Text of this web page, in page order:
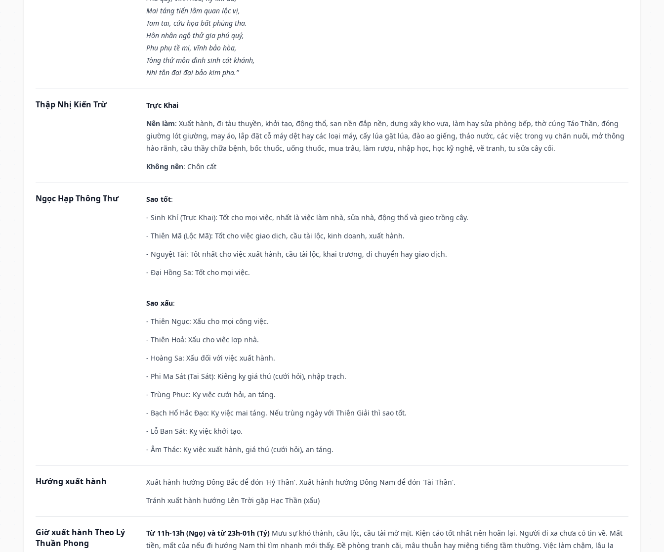
Mai táng tiến lâm quan lộc vị,
Tam tai, cửu họa bất phùng tha.
Hôn nhân ngộ thử gia phú quý,
Phu phụ tề mi, vĩnh bảo hòa,
Tòng thử môn đình sinh cát khánh,
Nhi tôn đại đại bảo kim pha.”
Thập Nhị Kiến Trừ
Trực Khai
Nên làm: Xuất hành, đi tàu thuyền, khởi tạo, động thổ, san nền đắp nền, dựng xây kho vựa, làm hay sửa phòng bếp, thờ cúng Táo Thần, đóng
giường lót giường, may áo, lắp đặt cỗ máy dệt hay các loại máy, cấy lúa gặt lúa, đào ao giếng, tháo nước, các việc trong vụ chăn nuôi, mở thông
hào rãnh, cầu thầy chữa bệnh, bốc thuốc, uống thuốc, mua trâu, làm rượu, nhập học, học kỹ nghệ, vẽ tranh, tu sửa cây cối.
Không nên: Chôn cất
Ngọc Hạp Thông Thư Sao tốt:
- Sinh Khí (Trực Khai): Tốt cho mọi việc, nhất là việc làm nhà, sửa nhà, động thổ và gieo trồng cây.
- Thiên Mã (Lộc Mã): Tốt cho việc giao dịch, cầu tài lộc, kinh doanh, xuất hành.
- Nguyệt Tài: Tốt nhất cho việc xuất hành, cầu tài lộc, khai trương, di chuyển hay giao dịch.
- Đại Hồng Sa: Tốt cho mọi việc.
Sao xấu:
- Thiên Ngục: Xấu cho mọi công việc.
- Thiên Hoả: Xấu cho việc lợp nhà.
- Hoàng Sa: Xấu đối với việc xuất hành.
- Phi Ma Sát (Tai Sát): Kiêng kỵ giá thú (cưới hỏi), nhập trạch.
- Trùng Phục: Kỵ việc cưới hỏi, an táng.
- Bạch Hổ Hắc Đạo: Kỵ việc mai táng. Nếu trùng ngày với Thiên Giải thì sao tốt.
- Lỗ Ban Sát: Kỵ việc khởi tạo.
- Âm Thác: Kỵ việc xuất hành, giá thú (cưới hỏi), an táng.
Hướng xuất hành
Xuất hành hướng Đông Bắc để đón 'Hỷ Thần'. Xuất hành hướng Đông Nam để đón 'Tài Thần'.
Tránh xuất hành hướng Lên Trời gặp Hạc Thần (xấu)
Giờ xuất hành Theo Lý
Thuần Phong
Từ 11h-13h (Ngọ) và từ 23h-01h (Tý) Mưu sự khó thành, cầu lộc, cầu tài mờ mịt. Kiện cáo tốt nhất nên hoãn lại. Người đi xa chưa có tin về. Mất
tiền, mất của nếu đi hướng Nam thì tìm nhanh mới thấy. Đề phòng tranh cãi, mâu thuẫn hay miệng tiếng tầm thường. Việc làm chậm, lâu la